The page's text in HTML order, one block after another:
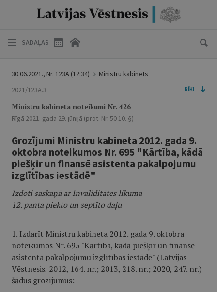
SADAĻAS
30.06.2021., Nr. 123A (12:34)
Ministru kabinets
2021/123A.3
RĪKI
Ministru kabineta noteikumi Nr. 426
Rīgā 2021. gada 29. jūnijā (prot. Nr. 50 10. §)
Grozījumi Ministru kabineta 2012. gada 9.
oktobra noteikumos Nr. 695 "Kārtība, kādā
piešķir un finansē asistenta pakalpojumu
izglītības iestādē"
Izdoti saskaņā ar Invaliditātes likuma
12. panta piekto un septīto daļu
1. Izdarīt Ministru kabineta 2012. gada 9. oktobra
noteikumos Nr. 695 "Kārtība, kādā piešķir un finansē
asistenta pakalpojumu izglītības iestādē" (Latvijas
Vēstnesis, 2012, 164. nr.; 2013, 218. nr.; 2020, 247. nr.)
šādus grozījumus: